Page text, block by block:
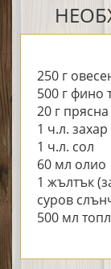
250 г
500 г
20 г
1 ч.л. захар
1 ч.л. сол
60 мл олио
1 жълтък
суров
500 мл